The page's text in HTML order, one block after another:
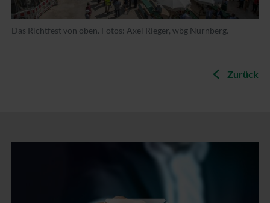
Das Richtfest von oben. Fotos: Axel Rieger, wbg Nürnberg.
Zurück